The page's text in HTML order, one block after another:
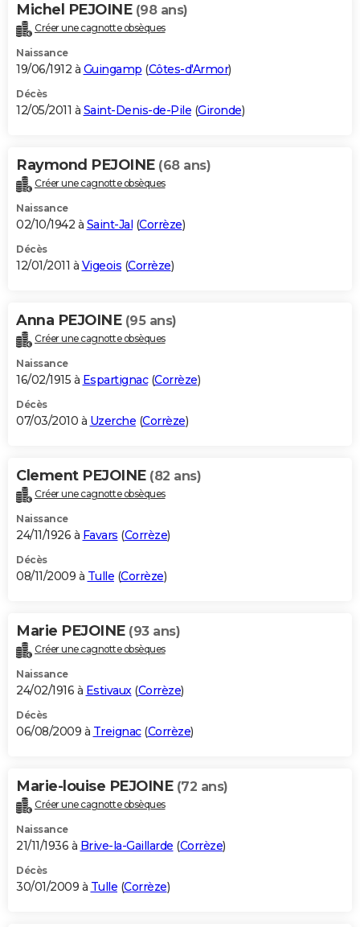
Michel PEJOINE (98 ans)
Créer une cagnotte obsèques
Naissance
19/06/1912 à Guingamp (Côtes-d'Armor)
Décès
12/05/2011 à Saint-Denis-de-Pile (Gironde)
Raymond PEJOINE (68 ans)
Créer une cagnotte obsèques
Naissance
02/10/1942 à Saint-Jal (Corrèze)
Décès
12/01/2011 à Vigeois (Corrèze)
Anna PEJOINE (95 ans)
Créer une cagnotte obsèques
Naissance
16/02/1915 à Espartignac(Corrèze)
Décès
07/03/2010 à Uzerche (Corrèze)
Clement PEJOINE (82 ans)
Créer une cagnotte obsèques
Naissance
24/11/1926 à Favars (Corrèze)
Décès
08/11/2009 à Tulle (Corrèze)
Marie PEJOINE (93 ans)
Créer une cagnotte obsèques
Naissance
24/02/1916 à Estivaux(Corrèze)
Décès
06/08/2009 à Treignac(Corrèze)
Marie-louise PEJOINE (72 ans)
Créer une cagnotte obsèques
Naissance
21/11/1936 à Brive-la-Gaillarde (Corrèze)
Décès
30/01/2009 à Tulle (Corrèze)